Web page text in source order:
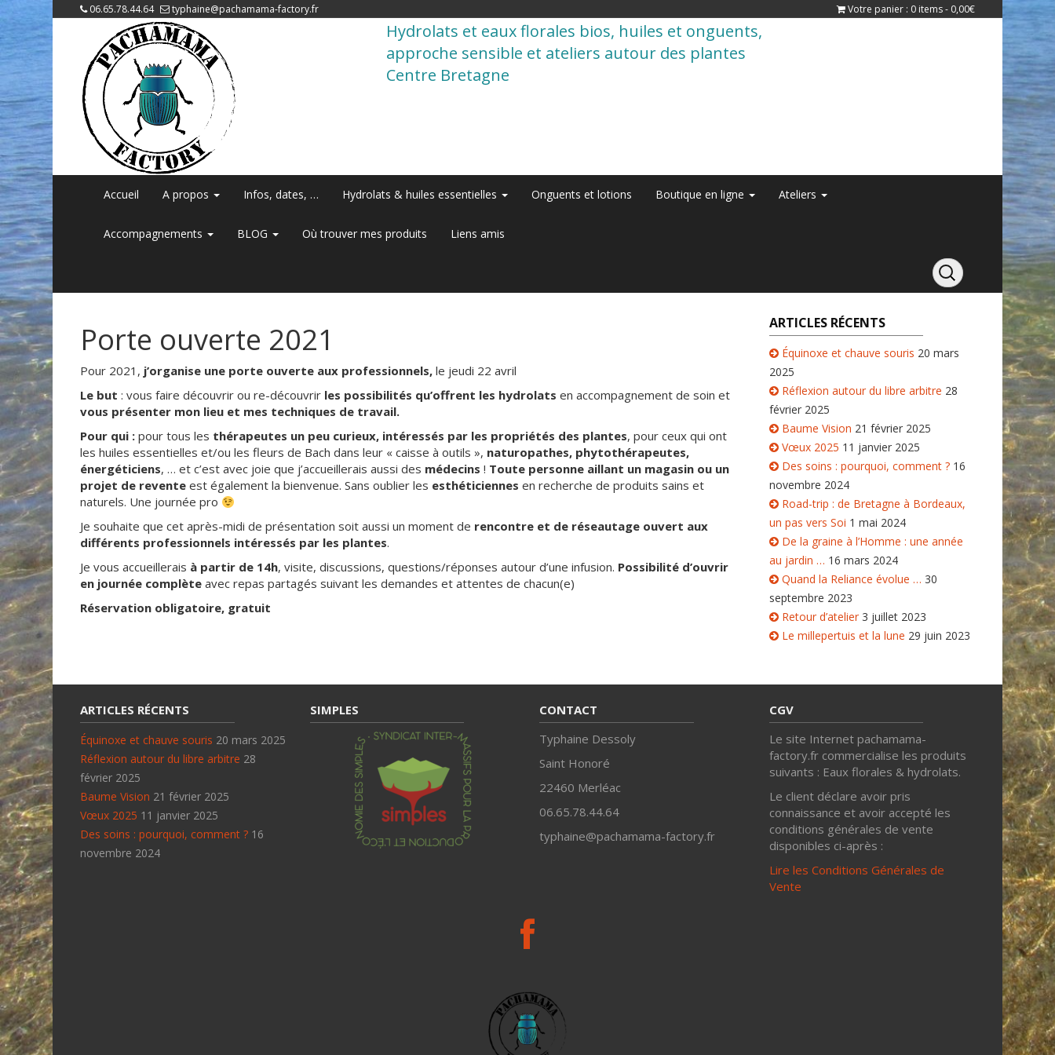
06.65.78.44.64 typhaine@pachamama-factory.fr Votre panier : 0 items - 0,00€
Hydrolats et eaux florales bios, huiles et onguents,
approche sensible et ateliers autour des plantes
Centre Bretagne
Accueil A propos Infos, dates, … Hydrolats & huiles essentielles Onguents et lotions Boutique en ligne Ateliers
Accompagnements BLOG Où trouver mes produits Liens amis
Porte ouverte 2021
Pour 2021, j’organise une porte ouverte aux professionnels, le jeudi 22 avril
Le but : vous faire découvrir ou re-découvrir les possibilités qu’offrent les hydrolats en accompagnement de soin et
vous présenter mon lieu et mes techniques de travail.
Pour qui : pour tous les thérapeutes un peu curieux, intéressés par les propriétés des plantes, pour ceux qui ont
les huiles essentielles et/ou les fleurs de Bach dans leur « caisse à outils », naturopathes, phytothérapeutes,
énergéticiens, … et c’est avec joie que j’accueillerais aussi des médecins ! Toute personne aillant un magasin ou un
projet de revente est également la bienvenue. Sans oublier les esthéticiennes en recherche de produits sains et
naturels. Une journée pro
Je souhaite que cet après-midi de présentation soit aussi un moment de rencontre et de réseautage ouvert aux
différents professionnels intéressés par les plantes.
Je vous accueillerais à partir de 14h, visite, discussions, questions/réponses autour d’une infusion. Possibilité d’ouvrir
en journée complète avec repas partagés suivant les demandes et attentes de chacun(e)
Réservation obligatoire, gratuit
ARTICLES RÉCENTS
Équinoxe et chauve souris 20 mars
2025
Réflexion autour du libre arbitre 28
février 2025
Baume Vision 21 février 2025
Vœux 2025 11 janvier 2025
Des soins : pourquoi, comment ? 16
novembre 2024
Road-trip : de Bretagne à Bordeaux,
un pas vers Soi 1 mai 2024
De la graine à l’Homme : une année
au jardin … 16 mars 2024
Quand la Reliance évolue … 30
septembre 2023
Retour d’atelier 3 juillet 2023
Le millepertuis et la lune 29 juin 2023
ARTICLES RÉCENTS
Équinoxe et chauve souris 20 mars 2025
Réflexion autour du libre arbitre 28
février 2025
Baume Vision 21 février 2025
Vœux 2025 11 janvier 2025
Des soins : pourquoi, comment ? 16
novembre 2024
SIMPLES
CONTACT
Typhaine Dessoly
Saint Honoré
22460 Merléac
06.65.78.44.64
typhaine@pachamama-factory.fr
CGV
Le site Internet pachamama-
factory.fr commercialise les produits
suivants : Eaux florales & hydrolats.
Le client déclare avoir pris
connaissance et avoir accepté les
conditions générales de vente
disponibles ci-après :
Lire les Conditions Générales de
Vente